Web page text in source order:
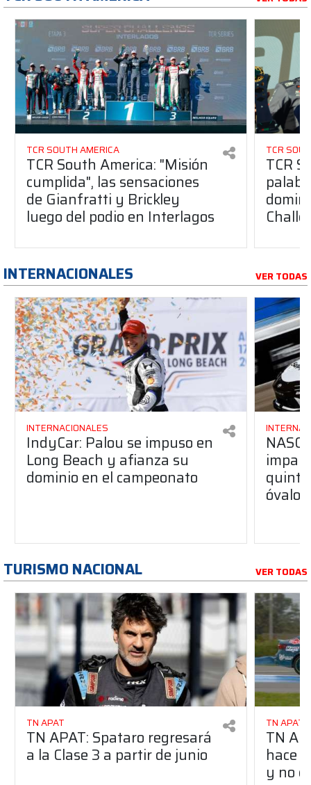
TCR SOUTH AMERICA
TCR South America: "Misión
cumplida", las sensaciones
de Gianfratti y Brickley
luego del podio en Interlagos
TCR
TCR
INTERNACIONALES VER TODAS
INTERNACIONALES
IndyCar: Palou se impuso en
Long Beach y afianza su
dominio en el campeonato
óvalo
TURISMO NACIONAL VER TODAS
TN APAT
TN APAT: Spataro regresará
a la Clase 3 a partir de junio
TN APAT
TN
hace
y no